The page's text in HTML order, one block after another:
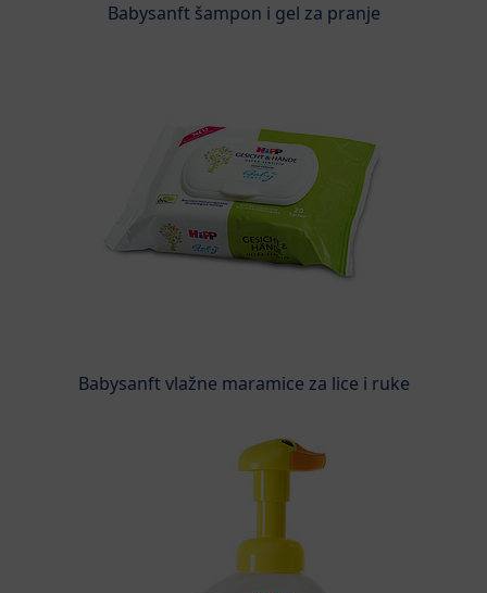
Babysanft šampon i gel za pranje
Babysanft vlažne maramice za lice i ruke